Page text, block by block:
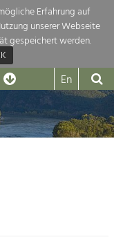
Erfahrung auf
unserer Webseite
gespeichert werden.
En

vielfältig. Deshalb
Für
und schon werden alle